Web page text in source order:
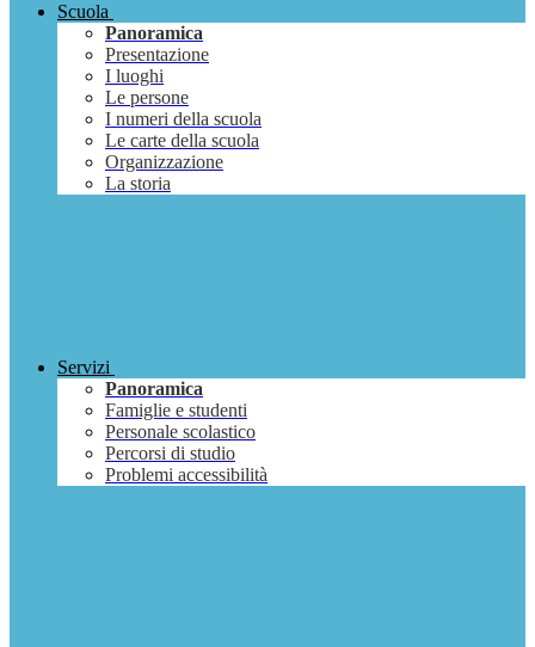
Scuola
Panoramica
Presentazione
I luoghi
Le persone
I numeri della scuola
Le carte della scuola
Organizzazione
La storia
Servizi
Panoramica
Famiglie e studenti
Personale scolastico
Percorsi di studio
Problemi accessibilità